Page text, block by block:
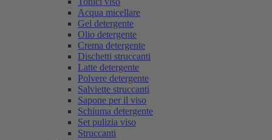
Acqua micellare
Gel detergente
Olio detergente
Crema detergente
Dischetti struccanti
Latte detergente
Polvere detergente
Salviette struccanti
Sapone per il viso
Schiuma detergente
Set pulizia viso
Struccanti